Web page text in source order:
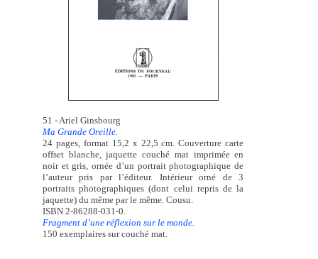
51 - Ariel Ginsbourg
Ma Grande Oreille.
24 pages, format 15,2 x 22,5 cm. Couverture carte
offset blanche, jaquette couché mat imprimée en
noir et gris, ornée d’un portrait photographique de
l’auteur pris par l’éditeur. Intérieur orné de 3
portraits photographiques (dont celui repris de la
jaquette) du même par le même. Cousu.
ISBN 2-86288-031-0.
Fragment d’une réflexion sur le monde.
150 exemplaires sur couché mat.